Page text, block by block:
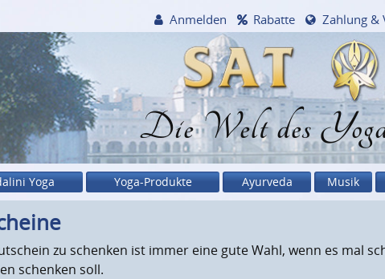
Die Welt des
Anmelden Rabatte Zahlung &
Yoga Yoga-Produkte Ayurveda Musik
zu schenken ist immer eine gute Wahl, wenn es mal
schenken soll.